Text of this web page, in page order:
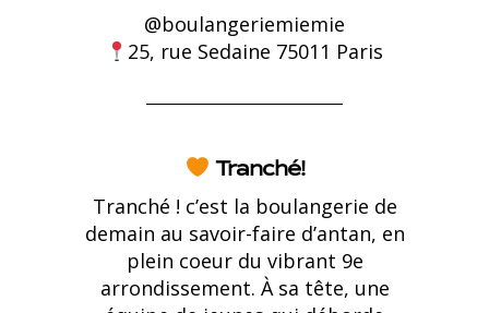
@boulangeriemiemie
25, rue Sedaine 75011 Paris
Tranché!
Tranché ! c’est la boulangerie de
demain au savoir-faire d’antan, en
plein coeur du vibrant 9e
arrondissement. À sa tête, une